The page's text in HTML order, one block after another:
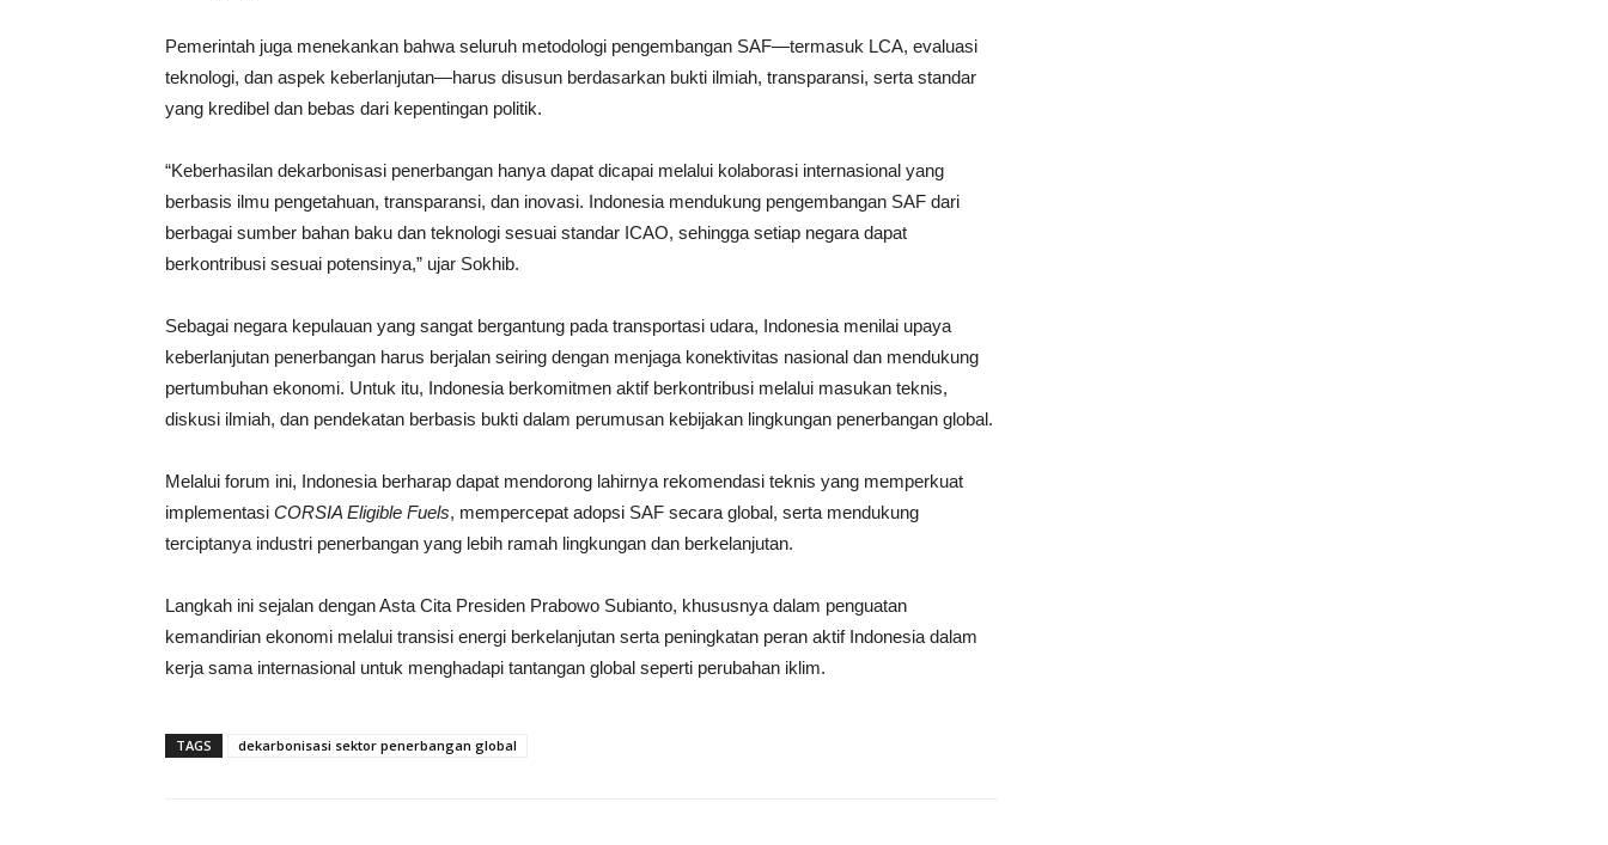
Pemerintah juga menekankan bahwa seluruh metodologi pengembangan SAF—termasuk LCA, evaluasi
teknologi, dan aspek keberlanjutan—harus disusun berdasarkan bukti ilmiah, transparansi, serta standar
yang kredibel dan bebas dari kepentingan politik.
“Keberhasilan dekarbonisasi penerbangan hanya dapat dicapai melalui kolaborasi internasional yang
berbasis ilmu pengetahuan, transparansi, dan inovasi. Indonesia mendukung pengembangan SAF dari
berbagai sumber bahan baku dan teknologi sesuai standar ICAO, sehingga setiap negara dapat
berkontribusi sesuai potensinya,” ujar Sokhib.
Sebagai negara kepulauan yang sangat bergantung pada transportasi udara, Indonesia menilai upaya
keberlanjutan penerbangan harus berjalan seiring dengan menjaga konektivitas nasional dan mendukung
pertumbuhan ekonomi. Untuk itu, Indonesia berkomitmen aktif berkontribusi melalui masukan teknis,
diskusi ilmiah, dan pendekatan berbasis bukti dalam perumusan kebijakan lingkungan penerbangan global.
Melalui forum ini, Indonesia berharap dapat mendorong lahirnya rekomendasi teknis yang memperkuat
implementasi CORSIA Eligible Fuels, mempercepat adopsi SAF secara global, serta mendukung
terciptanya industri penerbangan yang lebih ramah lingkungan dan berkelanjutan.
Langkah ini sejalan dengan Asta Cita Presiden Prabowo Subianto, khususnya dalam penguatan
kemandirian ekonomi melalui transisi energi berkelanjutan serta peningkatan peran aktif Indonesia dalam
kerja sama internasional untuk menghadapi tantangan global seperti perubahan iklim.
TAGS dekarbonisasi sektor penerbangan global